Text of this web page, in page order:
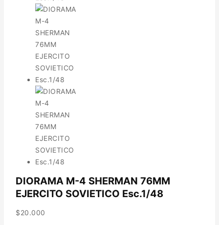
DIORAMA M-4 SHERMAN 76MM
EJERCITO SOVIETICO Esc.1/48
$20.000